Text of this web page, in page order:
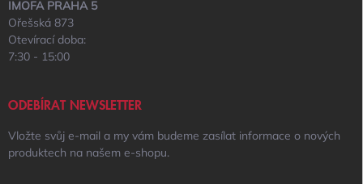
IMOFA PRAHA 5
Ořešská 873
Otevírací doba:
7:30 - 15:00
ODEBÍRAT NEWSLETTER
Vložte svůj e-mail a my vám budeme zasílat informace o nových
produktech na našem e-shopu.